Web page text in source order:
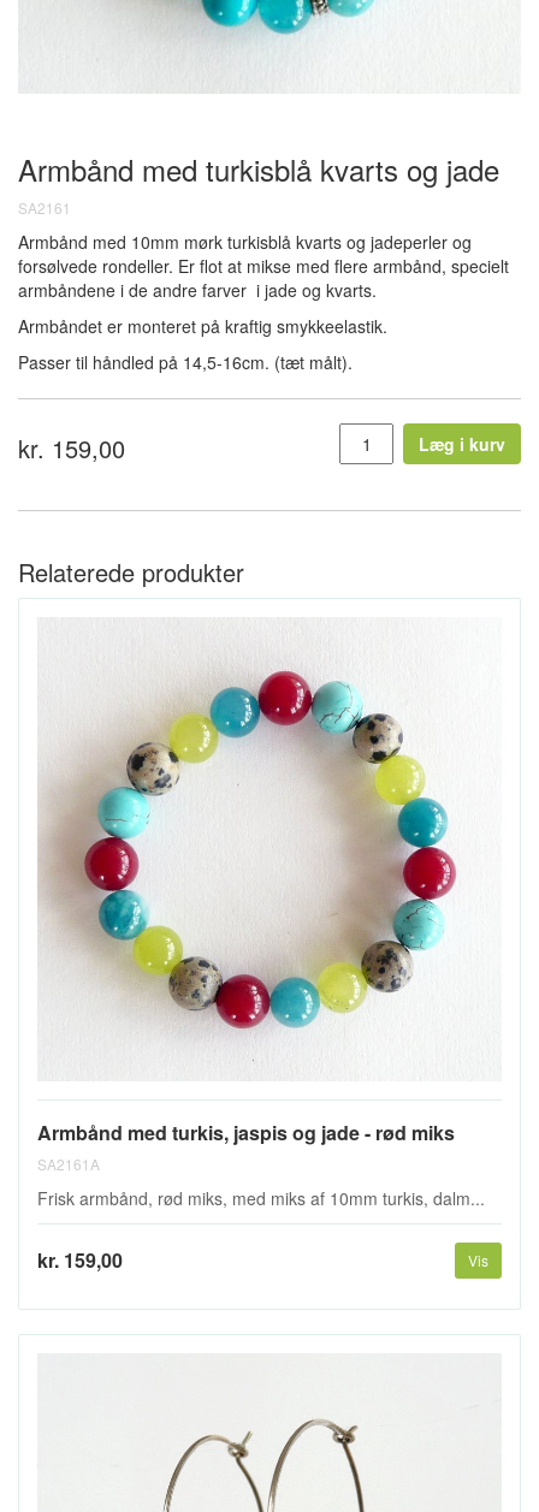
Armbånd med turkisblå kvarts og jade
SA2161
Armbånd med 10mm mørk turkisblå kvarts og jadeperler og
forsølvede rondeller. Er flot at mikse med flere armbånd, specielt
armbåndene i de andre farver i jade og kvarts.
Armbåndet er monteret på kraftig smykkeelastik.
Passer til håndled på 14,5-16cm. (tæt målt).
kr. 159,00 Læg i kurv
Relaterede produkter
Armbånd med turkis, jaspis og jade - rød miks
SA2161A
Frisk armbånd, rød miks, med miks af 10mm turkis, dalm...
kr. 159,00 Vis